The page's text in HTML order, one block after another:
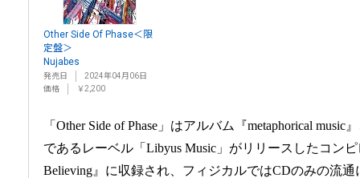
Other Side Of Phase＜限
定盤＞
Nujabes
発売日
2024年04月06日
価格
￥2,200
「Other Side of Phase」はアルバム『metaphorical
であるレーベル「Libyus Music」がリリースしたコン
Believing』に収録され、フィジカルではCDのみの流